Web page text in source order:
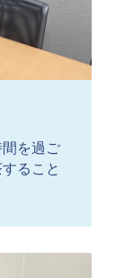
を過ご
ること